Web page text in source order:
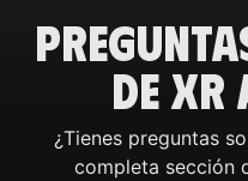
de XR
¿Tienes preguntas
completa sección